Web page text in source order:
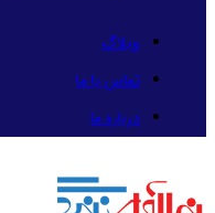
وبلاگ
تماس با ما
درباره ما